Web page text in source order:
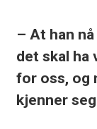
– At han
det skal
for oss, og
kjenner